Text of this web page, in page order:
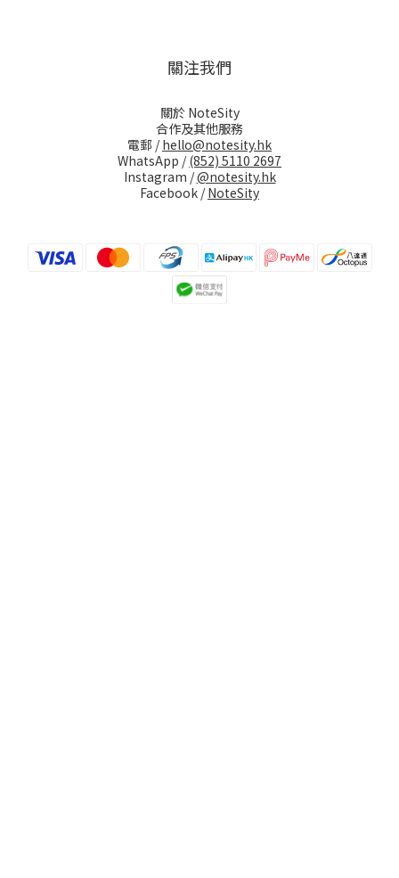
關注我們
關於 NoteSity
合作及其他服務
電郵 /hello@notesity.hk
WhatsApp /(852) 5110 2697
Instagram /@notesity.hk
Facebook /NoteSity